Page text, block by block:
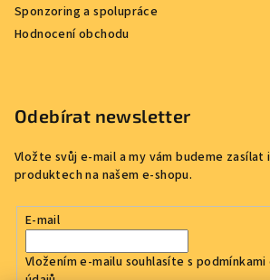
Sponzoring a spolupráce
Hodnocení obchodu
Odebírat newsletter
Vložte svůj e-mail a my vám budeme
produktech na našem e-shopu.
E-mail
Vložením e-mailu souhlasíte s